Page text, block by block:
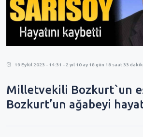
19 Eylül 2023 - 14:31 - 2 yıl 10 ay 18 gün 18 saat 33
Milletvekili Bozkurt`un
Bozkurt’un ağabeyi